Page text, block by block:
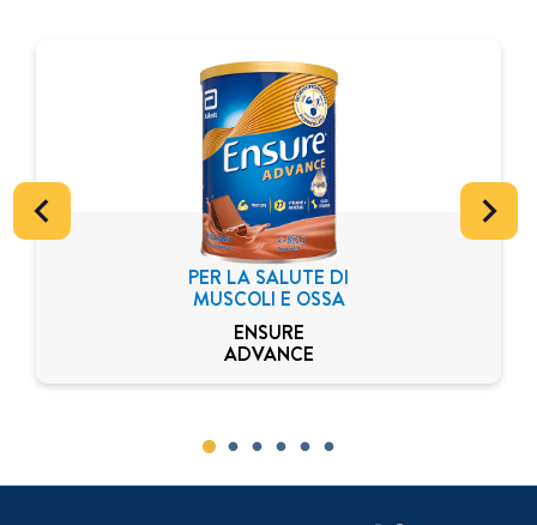
PER LA SALUTE DI
MUSCOLI E OSSA
ENSURE
ADVANCE